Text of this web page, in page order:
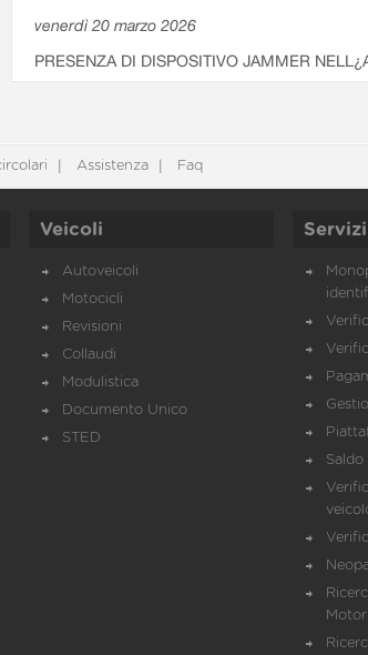
venerdì 20 marzo 2026
PRESENZA DI DISPOSITIVO JAMMER
Assistenza Faq
Veicoli
Autoveicoli
Motocicli
Revisioni
Collaudi
Modulistica
Documento Unico
STED